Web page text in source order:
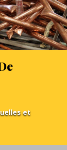
et